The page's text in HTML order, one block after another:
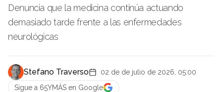
Denuncia que la medicina continúa actuando
demasiado tarde frente a las enfermedades
neurológicas
Stefano Traverso
02 de de julio de 2026, 05:00
Sigue a 65YMÁS en Google